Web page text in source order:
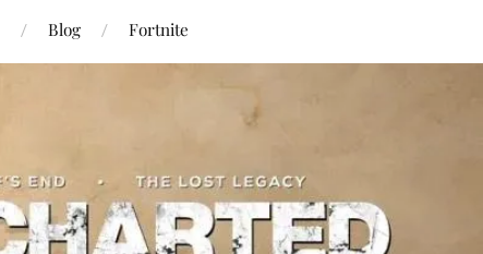
Blog Fortnite